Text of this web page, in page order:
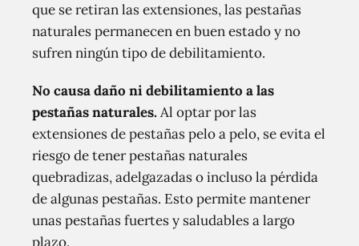
que se retiran las extensiones, las pestañas
naturales permanecen en buen estado y no
sufren ningún tipo de debilitamiento.
No causa daño ni debilitamiento a las
pestañas naturales.Al optar por las
extensiones de pestañas pelo a pelo, se evita el
riesgo de tener pestañas naturales
quebradizas, adelgazadas o incluso la pérdida
de algunas pestañas. Esto permite mantener
unas pestañas fuertes y saludables a largo
plazo.